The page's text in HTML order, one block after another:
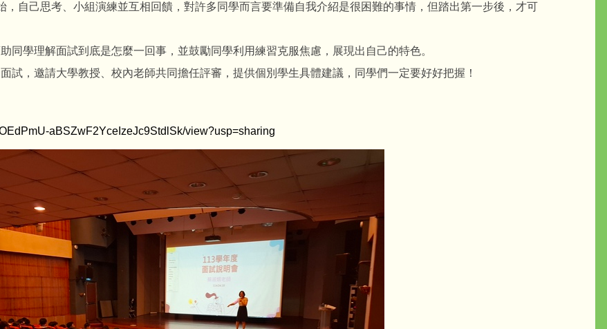
自己思考、小組演練並互相回饋，對許多同學而言要準備自我介紹是很困難的事情，但踏出第一步後，才可
學理解面試到底是怎麼一回事，並鼓勵同學利用練習克服焦慮，展現出自己的特色。
，邀請大學教授、校內老師共同擔任評審，提供個別學生具體建議，同學們一定要好好把握！
aBSZwF2YceIzeJc9StdlSk/view?usp=sharing